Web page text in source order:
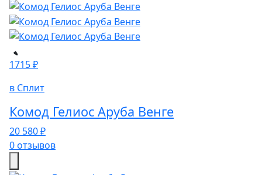
1715 ₽
в Сплит
Комод Гелиос Аруба Венге
20 580 ₽
0 отзывов